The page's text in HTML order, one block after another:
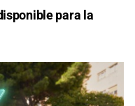
para la